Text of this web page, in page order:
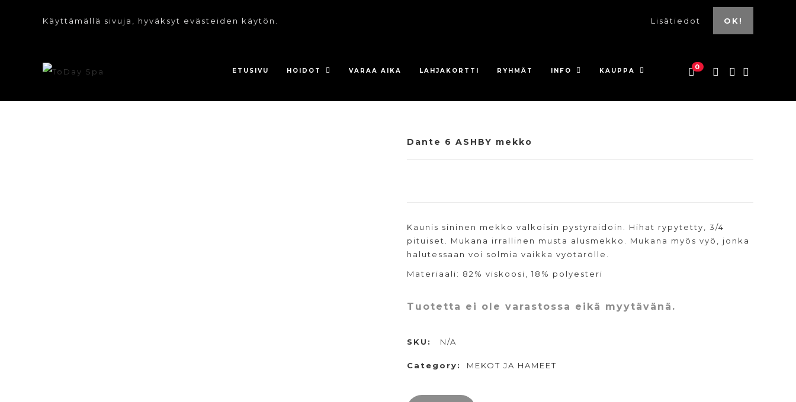
Käyttämällä sivuja, hyväksyt evästeiden käytön. Lisätiedot OK!
ETUSIVU HOIDOT VARAA AIKA LAHJAKORTTI RYHMÄT INFO KAUPPA 0
Dante 6 ASHBY mekko
Kaunis sininen mekko valkoisin pystyraidoin. Hihat rypytetty, 3/4
pituiset. Mukana irrallinen musta alusmekko. Mukana myös vyö, jonka
halutessaan voi solmia vaikka vyötärölle.
Materiaali: 82% viskoosi, 18% polyesteri
Tuotetta ei ole varastossa eikä myytävänä.
SKU: N/A
Category: MEKOT JA HAMEET